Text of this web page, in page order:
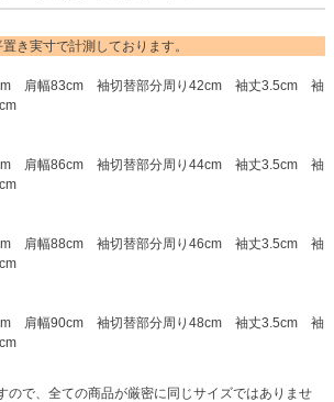
実寸で計測しております。
肩幅83cm 袖切替部分周り42cm 袖丈3.5cm 袖
肩幅86cm 袖切替部分周り44cm 袖丈3.5cm 袖
肩幅88cm 袖切替部分周り46cm 袖丈3.5cm 袖
肩幅90cm 袖切替部分周り48cm 袖丈3.5cm 袖
ので、全ての商品が厳密に同じサイズではありませ